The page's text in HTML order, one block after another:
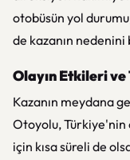
otobüsün yol
de kazanın nedenini
Olayın Etkileri
Kazanın meydana
Otoyolu, Türkiye'nin
için kısa süreli de